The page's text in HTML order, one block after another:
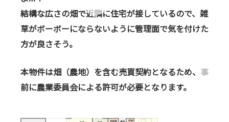
結構な広さの畑で近隣に住宅が接しているので、 雑
草がボーボーにならないように管理面で気を付けた
方が良さそう。
本物件は畑（農地）を含む売買契約となるため、事
前に農業委員会による許可が必要となります。